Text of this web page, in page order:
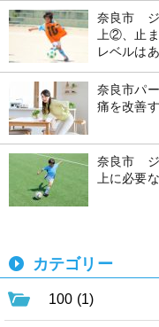
奈良市 ジ
上②、止
レベルは
奈良市パ
痛を改善
奈良市 ジ
上に必要
カテゴリー
100 (1)